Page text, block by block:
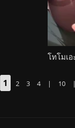
1 2 3 4 | 10 |